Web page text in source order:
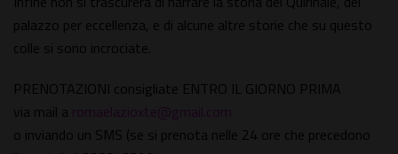
palazzo per eccellenza, e di alcune altre storie che su questo
colle si sono incrociate.
PRENOTAZIONI consigliate ENTRO IL GIORNO PRIMA
via mail a romaelazioxte@gmail.com
o inviando un SMS (se si prenota nelle 24 ore che precedono